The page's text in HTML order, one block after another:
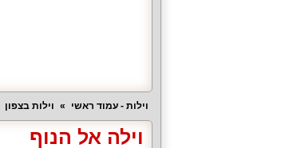
וילות - עמוד ראשי וילות בצפון
וילה אל הנוף